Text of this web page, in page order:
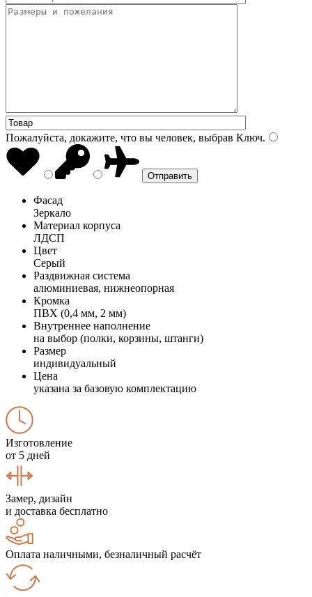
Пожалуйста, докажите, что вы человек, выбрав Ключ.
Фасад
Зеркало
Материал корпуса
ЛДСП
Цвет
Серый
Раздвижная система
алюминиевая, нижнеопорная
Кромка
ПВХ (0,4 мм, 2 мм)
Внутреннее наполнение
на выбор (полки, корзины, штанги)
Размер
индивидуальный
Цена
указана за базовую комплектацию
Изготовление
от 5 дней
Замер, дизайн
и доставка бесплатно
Оплата наличными, безналичный расчёт